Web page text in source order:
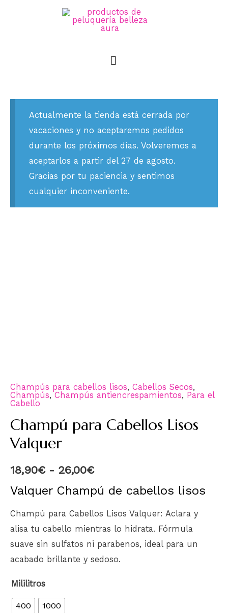
Actualmente la tienda está cerrada por
vacaciones y no aceptaremos pedidos
durante los próximos días. Volveremos a
aceptarlos a partir del 27 de agosto.
Gracias por tu paciencia y sentimos
cualquier inconveniente.
Champús para cabellos lisos, Cabellos Secos,
Champús,Champús antiencrespamientos, Para el
Cabello
Champú para Cabellos Lisos
Valquer
18,90€ - 26,00€
Valquer Champú de cabellos lisos
Champú para Cabellos Lisos Valquer: Aclara y
alisa tu cabello mientras lo hidrata. Fórmula
suave sin sulfatos ni parabenos, ideal para un
acabado brillante y sedoso.
Mililitros
400 1000